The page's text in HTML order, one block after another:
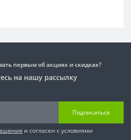
первым об акциях и скидках?
на нашу рассылку
Подписаться
и согласен с условиями